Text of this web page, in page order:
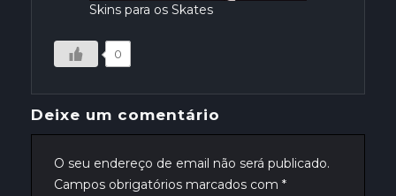
Skins para os Skates
0
Deixe um comentário
O seu endereço de email não será publicado.
Campos obrigatórios marcados com *